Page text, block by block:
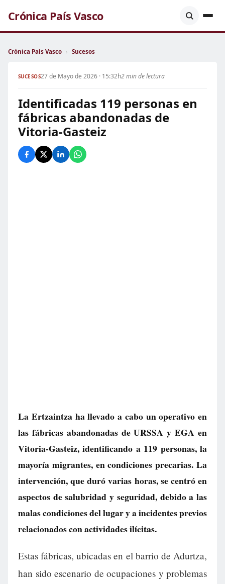
Crónica País Vasco
Crónica País Vasco › Sucesos
SUCESOS27 de Mayo de 2026 · 15:32h2 min de lectura
Identificadas 119 personas en
fábricas abandonadas de
Vitoria-Gasteiz
La Ertzaintza ha llevado a cabo un operativo en
las fábricas abandonadas de URSSA y EGA en
Vitoria-Gasteiz, identificando a 119 personas, la
mayoría migrantes, en condiciones precarias. La
intervención, que duró varias horas, se centró en
aspectos de salubridad y seguridad, debido a las
malas condiciones del lugar y a incidentes previos
relacionados con actividades ilícitas.
Estas fábricas, ubicadas en el barrio de Adurtza,
han sido escenario de ocupaciones y problemas